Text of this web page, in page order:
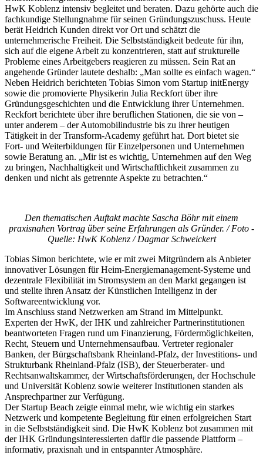
HwK Koblenz intensiv begleitet und beraten. Dazu gehörte auch die
fachkundige Stellungnahme für seinen Gründungszuschuss. Heute
berät Heidrich Kunden direkt vor Ort und schätzt die
unternehmerische Freiheit. Die Selbstständigkeit bedeute für ihn,
sich auf die eigene Arbeit zu konzentrieren, statt auf strukturelle
Probleme eines Arbeitgebers reagieren zu müssen. Sein Rat an
angehende Gründer lautete deshalb: „Man sollte es einfach wagen.“
Neben Heidrich berichteten Tobias Simon vom Startup initEnergy
sowie die promovierte Physikerin Julia Reckfort über ihre
Gründungsgeschichten und die Entwicklung ihrer Unternehmen.
Reckfort berichtete über ihre beruflichen Stationen, die sie von –
unter anderem – der Automobilindustrie bis zu ihrer heutigen
Tätigkeit in der Transform-Academy geführt hat. Dort bietet sie
Fort- und Weiterbildungen für Einzelpersonen und Unternehmen
sowie Beratung an. „Mir ist es wichtig, Unternehmen auf den Weg
zu bringen, Nachhaltigkeit und Wirtschaftlichkeit zusammen zu
denken und nicht als getrennte Aspekte zu betrachten.“
Den thematischen Auftakt machte Sascha Böhr mit einem
praxisnahen Vortrag über seine Erfahrungen als Gründer. / Foto -
Quelle: HwK Koblenz / Dagmar Schweickert
Tobias Simon berichtete, wie er mit zwei Mitgründern als Anbieter
innovativer Lösungen für Heim-Energiemanagement-Systeme und
dezentrale Flexibilität im Stromsystem an den Markt gegangen ist
und stellte ihren Ansatz der Künstlichen Intelligenz in der
Softwareentwicklung vor.
Im Anschluss stand Netzwerken am Strand im Mittelpunkt.
Experten der HwK, der IHK und zahlreicher Partnerinstitutionen
beantworteten Fragen rund um Finanzierung, Fördermöglichkeiten,
Recht, Steuern und Unternehmensaufbau. Vertreter regionaler
Banken, der Bürgschaftsbank Rheinland-Pfalz, der Investitions- und
Strukturbank Rheinland-Pfalz (ISB), der Steuerberater- und
Rechtsanwaltskammer, der Wirtschaftsförderungen, der Hochschule
und Universität Koblenz sowie weiterer Institutionen standen als
Ansprechpartner zur Verfügung.
Der Startup Beach zeigte einmal mehr, wie wichtig ein starkes
Netzwerk und kompetente Begleitung für einen erfolgreichen Start
in die Selbstständigkeit sind. Die HwK Koblenz bot zusammen mit
der IHK Gründungsinteressierten dafür die passende Plattform –
informativ, praxisnah und in entspannter Atmosphäre.